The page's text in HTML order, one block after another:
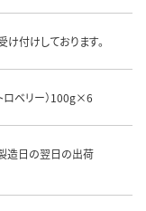
付けしております。
ロベリー）100g×6
造日の翌日の出荷